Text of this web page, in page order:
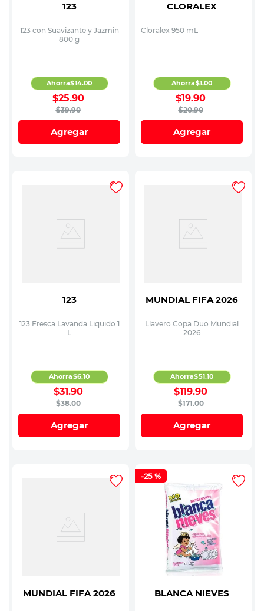
123
123 con Suavizante y Jazmin
800 g
$39.90
$25.90
Ahorra$14.00
Agregar
CLORALEX
Cloralex 950 mL
$20.90
$19.90
Ahorra$1.00
Agregar
123
123 Fresca Lavanda Liquido 1
L
$38.00
$31.90
Ahorra$6.10
Agregar
MUNDIAL FIFA 2026
Llavero Copa Duo Mundial
2026
$171.00
$119.90
Ahorra$51.10
Agregar
MUNDIAL FIFA 2026
-25 %
BLANCA NIEVES